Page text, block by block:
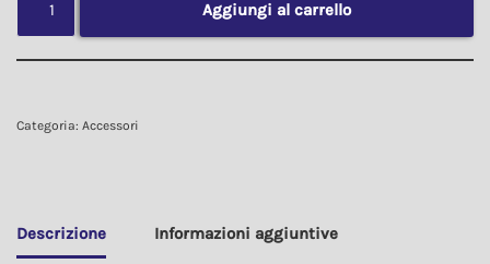
Aggiungi al carrello
Categoria: Accessori
Descrizione Informazioni aggiuntive